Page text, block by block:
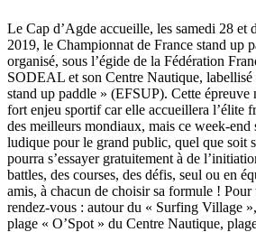
Le Cap d’Agde accueille, les samedi 28 et
2019, le Championnat de France stand up
organisé, sous l’égide de la Fédération
SODEAL et son Centre Nautique, labellisé
stand up paddle » (EFSUP). Cette épreuve
fort enjeu sportif car elle accueillera l’élite
des meilleurs mondiaux, mais ce week-end
ludique pour le grand public, quel que soit
pourra s’essayer gratuitement à de
battles, des courses, des défis, seul ou en
amis, à chacun de choisir sa formule !
rendez-vous : autour du « Surfing Village
plage « O’Spot » du Centre Nautique,